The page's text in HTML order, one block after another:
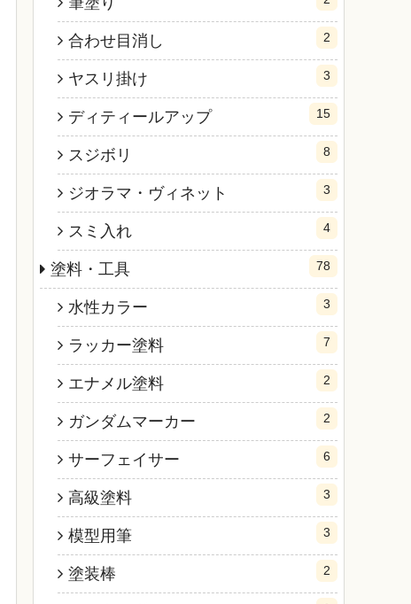
合わせ目消し 2
ヤスリ掛け 3
ディティールアップ 15
スジボリ 8
ジオラマ・ヴィネット 3
スミ入れ 4
塗料・工具 78
水性カラー 3
ラッカー塗料 7
エナメル塗料 2
ガンダムマーカー 2
サーフェイサー 6
高級塗料 3
模型用筆 3
塗装棒 2